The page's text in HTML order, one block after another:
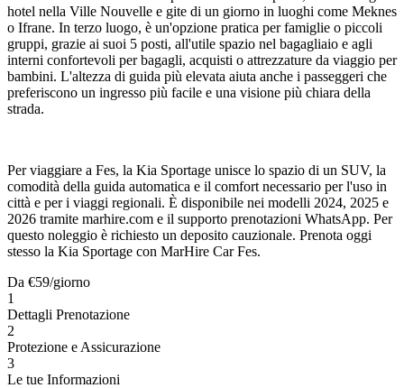
hotel nella Ville Nouvelle e gite di un giorno in luoghi come Meknes
o Ifrane. In terzo luogo, è un'opzione pratica per famiglie o piccoli
gruppi, grazie ai suoi 5 posti, all'utile spazio nel bagagliaio e agli
interni confortevoli per bagagli, acquisti o attrezzature da viaggio per
bambini. L'altezza di guida più elevata aiuta anche i passeggeri che
preferiscono un ingresso più facile e una visione più chiara della
strada.
Per viaggiare a Fes, la Kia Sportage unisce lo spazio di un SUV, la
comodità della guida automatica e il comfort necessario per l'uso in
città e per i viaggi regionali. È disponibile nei modelli 2024, 2025 e
2026 tramite marhire.com e il supporto prenotazioni WhatsApp. Per
questo noleggio è richiesto un deposito cauzionale. Prenota oggi
stesso la Kia Sportage con MarHire Car Fes.
Da €59/giorno
1
Dettagli Prenotazione
2
Protezione e Assicurazione
3
Le tue Informazioni